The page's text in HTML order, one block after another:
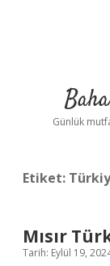
Günlük
Etiket:
Mısır
Tarih: Eylül 19,